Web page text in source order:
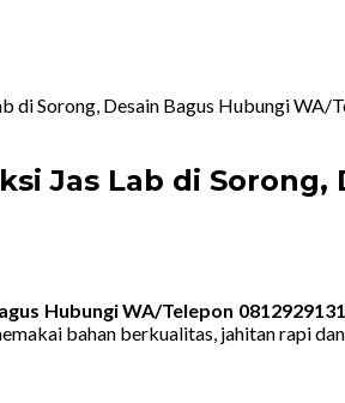
di Sorong, Desain Bagus Hubungi WA/
Jas Lab di
Hubungi WA/Telepon
bahan berkualitas, jahitan rapi